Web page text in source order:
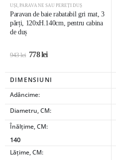
UȘI, PARAVANE SAU PEREȚI DUȘ
Paravan de baie rabatabil gri mat, 3
părți, 120xH.140cm, pentru cabina
de duș
943lei 778lei
DIMENSIUNI
Adâncime:
Diametru, CM:
Înălțime, CM:
140
Lățime, CM: